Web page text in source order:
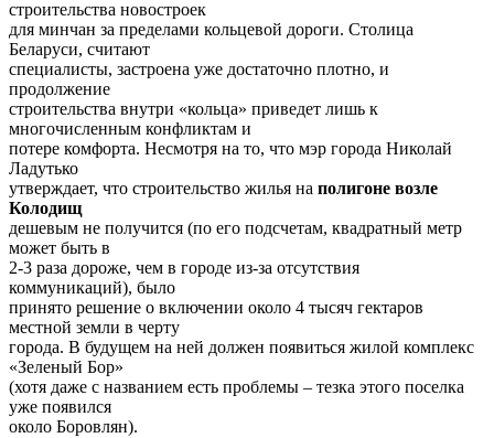
строительства новостроек
для минчан за пределами кольцевой дороги. Столица
Беларуси, считают
специалисты, застроена уже достаточно плотно, и
продолжение
строительства внутри «кольца» приведет лишь к
многочисленным конфликтам и
потере комфорта. Несмотря на то, что мэр города Николай
Ладутько
утверждает, что строительство жилья на полигоне возле
Колодищ
дешевым не получится (по его подсчетам, квадратный метр
может быть в
2-3 раза дороже, чем в городе из-за отсутствия
коммуникаций), было
принято решение о включении около 4 тысяч гектаров
местной земли в черту
города. В будущем на ней должен появиться жилой комплекс
«Зеленый Бор»
(хотя даже с названием есть проблемы – тезка этого поселка
уже появился
около Боровлян).